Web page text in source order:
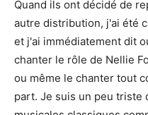
Quand ils ont décidé de
autre distribution, j'ai été
et j'ai immédiatement dit
chanter le rôle de Nellie
ou même le chanter tout
part. Je suis un peu triste